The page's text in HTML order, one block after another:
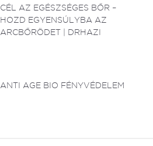
CÉL AZ EGÉSZSÉGES BŐR –
HOZD EGYENSÚLYBA AZ
ARCBŐRÖDET | DRHAZI
ANTI AGE BIO FÉNYVÉDELEM